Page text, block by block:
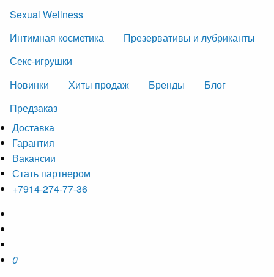
Sexual Wellness
Интимная косметика
Презервативы и лубриканты
Секс-игрушки
Новинки
Хиты продаж Бренды
Блог
Предзаказ
Доставка
Гарантия
Вакансии
Стать партнером
+7914-274-77-36
0